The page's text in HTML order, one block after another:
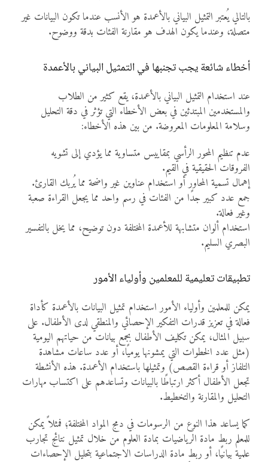
بالتالي يُعتبر التمثيل البياني بالأعمدة هو الأنسب عندما تكون البيانات غير
متصلة، وعندما يكون الهدف هو مقارنة الفئات بدقة ووضوح.
أخطاء شائعة يجب تجنبها في التمثيل البياني بالأعمدة
عند استخدام التمثيل البياني بالأعمدة، يقع كثير من الطلاب
والمستخدمين المبتدئين في بعض الأخطاء التي تؤثر في دقة التحليل
وسلامة المعلومات المعروضة. من بين هذه الأخطاء:
عدم تنظيم المحور الرأسي بمقاييس متساوية مما يؤدي إلى تشويه
الفروقات الحقيقية في القيم.
إهمال تسمية المحاور أو استخدام عناوين غير واضحة مما يُربك القارئ.
جمع عدد كبير جدًا من الفئات في رسم واحد مما يجعل القراءة صعبة
وغير فعالة.
استخدام ألوان متشابهة للأعمدة المختلفة دون توضيح، مما يخل بالتفسير
البصري السليم.
تطبيقات تعليمية للمعلمين وأولياء الأمور
يمكن للمعلمين وأولياء الأمور استخدام تمثيل البيانات بالأعمدة كأداة
فعالة في تعزيز قدرات التفكير الإحصائي والمنطقي لدى الأطفال. على
سبيل المثال، يمكن تكليف الأطفال بجمع بيانات من حياتهم اليومية
(مثل عدد الخطوات التي يمشونها يوميًا، أو عدد ساعات مشاهدة
التلفاز أو قراءة القصص) وتمثيلها باستخدام الأعمدة. هذه الأنشطة
تجعل الأطفال أكثر ارتباطًا بالبيانات وتساعدهم على اكتساب مهارات
التحليل والمقارنة والتخطيط.
كما يساعد هذا النوع من الرسومات في دمج المواد المختلفة؛ فمثلاً يمكن
للمعلم ربط مادة الرياضيات بمادة العلوم من خلال تمثيل نتائج تجارب
علمية بيانيًا، أو ربط مادة الدراسات الاجتماعية بتحليل الإحصاءات